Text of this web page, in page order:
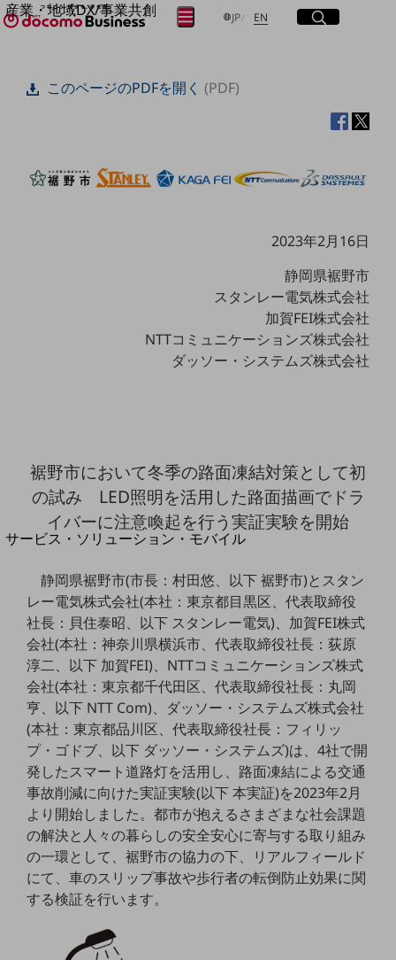
産業・地域DX/事業共創
OPEN HUB for Plural Futures
OPEN HUB for Plural Futuresとは
Smart World
別ウィンドウで開きます
サービス・ソリューション・モバイル
DXに関する課題を解決する
サービス・ソリューションをご紹介
カテゴリーで探す
カテゴリーで探すTOP
ネットワーク・モバイル
クラウド・データセンター
電話・映像コミュニケーション
セキュリティ
データ利活用
JP日本語
EN Englishサイト内検索
開く
メニュー
開く
フリーワードを入力して探す
フリーワードでNTTドコモビジネスの
検索する
このページのPDFを開く(PDF)
2023年2月16日
静岡県裾野市
スタンレー電気株式会社
加賀FEI株式会社
NTTコミュニケーションズ株式会社
ダッソー・システムズ株式会社
裾野市において冬季の路面凍結対策として初
の試み LED照明を活用した路面描画でドラ
イバーに注意喚起を行う実証実験を開始
静岡県裾野市(市長：村田悠、以下 裾野市)とスタン
レー電気株式会社(本社：東京都目黒区、代表取締役
社長：貝住泰昭、以下 スタンレー電気)、加賀FEI株式
会社(本社：神奈川県横浜市、代表取締役社長：荻原
淳二、以下 加賀FEI)、NTTコミュニケーションズ株式
会社(本社：東京都千代田区、代表取締役社長：丸岡
亨、以下 NTT Com)、ダッソー・システムズ株式会社
(本社：東京都品川区、代表取締役社長：フィリッ
プ・ゴドブ、以下 ダッソー・システムズ)は、4社で開
発したスマート道路灯を活用し、路面凍結による交通
事故削減に向けた実証実験(以下 本実証)を2023年2月
より開始しました。都市が抱えるさまざまな社会課題
の解決と人々の暮らしの安全安心に寄与する取り組み
の一環として、裾野市の協力の下、リアルフィールド
にて、車のスリップ事故や歩行者の転倒防止効果に関
する検証を行います。